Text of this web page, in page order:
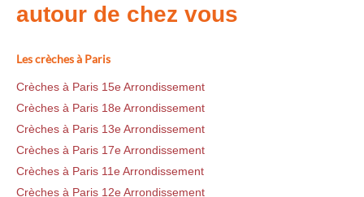
autour de chez vous
Les crèches à Paris
Crèches à Paris 15e Arrondissement
Crèches à Paris 18e Arrondissement
Crèches à Paris 13e Arrondissement
Crèches à Paris 17e Arrondissement
Crèches à Paris 11e Arrondissement
Crèches à Paris 12e Arrondissement